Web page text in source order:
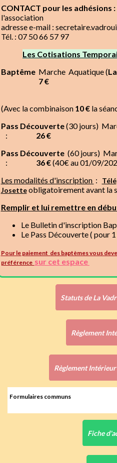
OK
AGENDA
CONTACT pour les adhésions :
l'association
adresse e-mail :
Tél. : 07 50 66 57 97
Les Cotisations
Baptême Marche Aquatique (
7 €
(Avec la combinaison 10 € la
Pass Découverte(30 jours)
: 26 €
Pass Découverte (60 jours)
: 36 €(40€ au 01/09/
Les modalités d'inscription :
Josetteobligatoirement avant la
Remplir et lui remettre en
Le Bulletin d'inscription
Le Pass Découverte ( pour
Pour le paiement des baptèmes vous
préférence sur cet espace
Statuts de La
Règlement
Règlement
Formulaires communs
Fiche